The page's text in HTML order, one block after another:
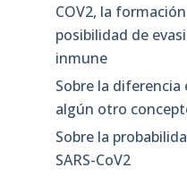
COV2, la
posibilidad de
inmune
Sobre la diferencia
algún otro
Sobre la
SARS-CoV2